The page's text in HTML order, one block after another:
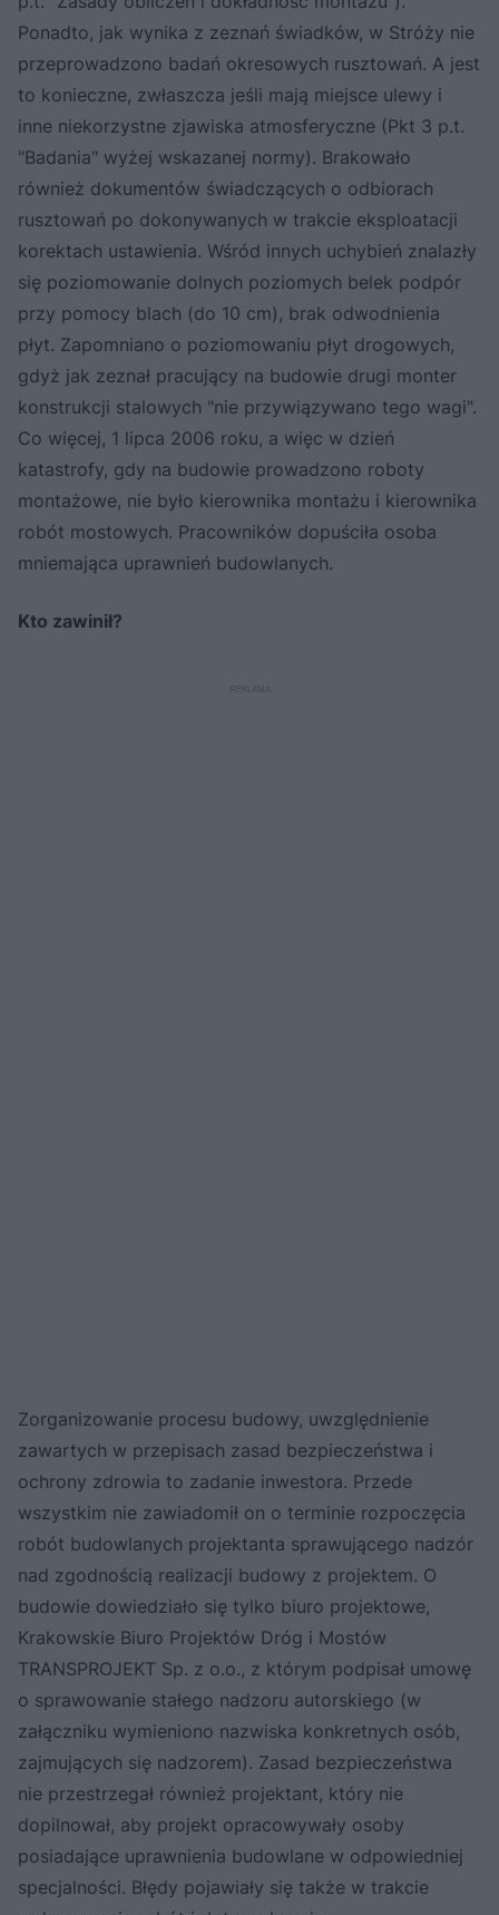
Ponadto, jak wynika z zeznań świadków, w Stróży nie
przeprowadzono badań okresowych rusztowań. A jest
to konieczne, zwłaszcza jeśli mają miejsce ulewy i
inne niekorzystne zjawiska atmosferyczne (Pkt 3 p.t.
"Badania" wyżej wskazanej normy). Brakowało
również dokumentów świadczących o odbiorach
rusztowań po dokonywanych w trakcie eksploatacji
korektach ustawienia. Wśród innych uchybień znalazły
się poziomowanie dolnych poziomych belek podpór
przy pomocy blach (do 10 cm), brak odwodnienia
płyt. Zapomniano o poziomowaniu płyt drogowych,
gdyż jak zeznał pracujący na budowie drugi monter
konstrukcji stalowych "nie przywiązywano tego wagi".
Co więcej, 1 lipca 2006 roku, a więc w dzień
katastrofy, gdy na budowie prowadzono roboty
montażowe, nie było kierownika montażu i kierownika
robót mostowych. Pracowników dopuściła osoba
mniemająca uprawnień budowlanych.
Kto zawinił?
Zorganizowanie procesu budowy, uwzględnienie
zawartych w przepisach zasad bezpieczeństwa i
ochrony zdrowia to zadanie inwestora. Przede
wszystkim nie zawiadomił on o terminie rozpoczęcia
robót budowlanych projektanta sprawującego nadzór
nad zgodnością realizacji budowy z projektem. O
budowie dowiedziało się tylko biuro projektowe,
Krakowskie Biuro Projektów Dróg i Mostów
TRANSPROJEKT Sp. z o.o., z którym podpisał umowę
o sprawowanie stałego nadzoru autorskiego (w
załączniku wymieniono nazwiska konkretnych osób,
zajmujących się nadzorem). Zasad bezpieczeństwa
nie przestrzegał również projektant, który nie
dopilnował, aby projekt opracowywały osoby
posiadające uprawnienia budowlane w odpowiedniej
specjalności. Błędy pojawiały się także w trakcie